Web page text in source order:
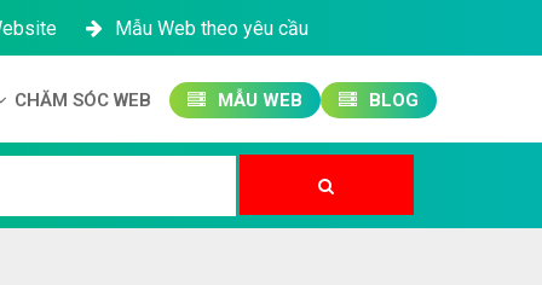
Mẫu Web theo yêu cầu
CHĂM SÓC WEB MẪU WEB BLOG